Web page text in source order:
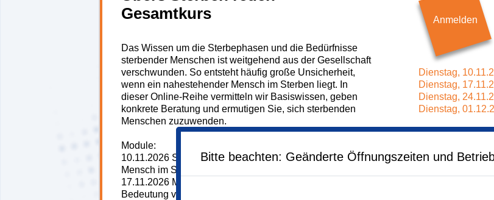
Gesamtkurs
Das Wissen um die Sterbephasen und die Bedürfnisse
sterbender Menschen ist weitgehend aus der Gesellschaft
verschwunden. So entsteht häufig große Unsicherheit,
wenn ein nahestehender Mensch im Sterben liegt. In
dieser Online-Reihe vermitteln wir Basiswissen, geben
konkrete Beratung und ermutigen Sie, sich sterbenden
Menschen zuzuwenden.
Module:
10.11.2026 Sterbestunde - Woran erkenne ich, dass ein
Mensch im Sterben liegt?
17.11.2026 Mein Vater mussdoch essen - Die veränderte
Bedeutung von Essen und Trinken am Lebensende.
Anmelden
Dienstag,
Dienstag,
Dienstag,
Dienstag,
Bitte beachten: Geänderte Öffnungszeiten und